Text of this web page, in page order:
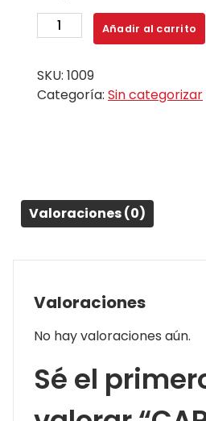
CARGADOR
HUAWEI
CHARGE
ADAPTER
Añadir al carrito
SKU: 1009
Categoría: Sin categorizar
Valoraciones (0)
Valoraciones
No hay valoraciones aún.
Sé el